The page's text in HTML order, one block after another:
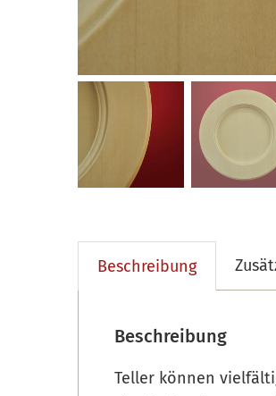
Beschreibung
Beschreibung
Teller können